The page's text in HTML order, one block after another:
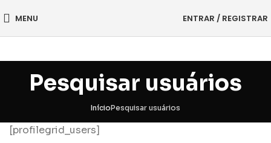
MENU ENTRAR / REGISTRAR
Pesquisar usuários
InícioPesquisar usuários
[profilegrid_users]